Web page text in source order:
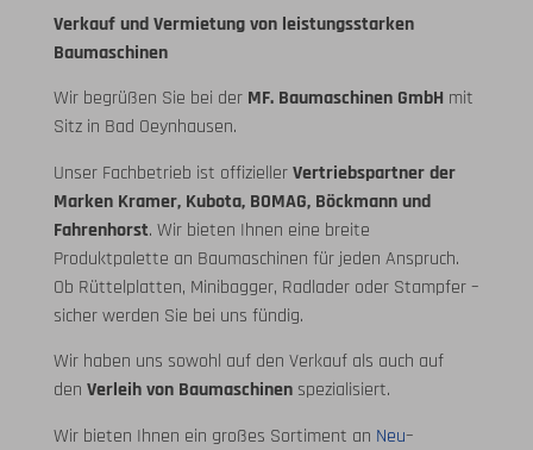
Verkauf und Vermietung von leistungsstarken
Baumaschinen
Wir begrüßen Sie bei der MF. Baumaschinen GmbH mit
Sitz in Bad Oeynhausen.
Unser Fachbetrieb ist offiziellerVertriebspartner der
Marken Kramer, Kubota, BOMAG, Böckmann und
Fahrenhorst. Wir bieten Ihnen eine breite
Produktpalette an Baumaschinen für jeden Anspruch.
Ob Rüttelplatten, Minibagger, Radlader oder Stampfer –
sicher werden Sie bei uns fündig.
Wir haben uns sowohl auf den Verkauf als auch auf
den Verleih von Baumaschinen spezialisiert.
Wir bieten Ihnen ein großes Sortiment an Neu–